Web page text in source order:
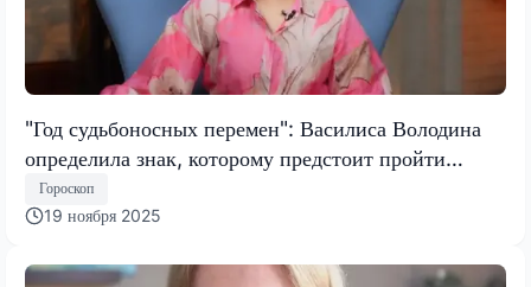
"Год судьбоносных перемен": Василиса Володина
определила знак, которому предстоит пройти
испытание, меняющее все
Гороскоп
19 ноября 2025